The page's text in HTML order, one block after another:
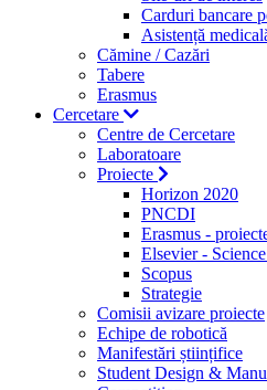
Carduri bancare
Asistență
Cămine / Cazări
Tabere
Erasmus
Cercetare
Centre de Cercetare
Laboratoare
Proiecte
Horizon 2020
PNCDI
Erasmus -
Elsevier -
Scopus
Strategie
Comisii avizare proiecte
Echipe de robotică
Manifestări științifice
Student Design &